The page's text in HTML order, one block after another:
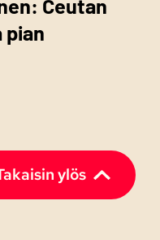
Ceutan
pian
ylös